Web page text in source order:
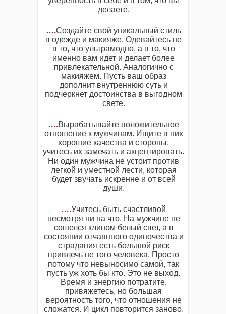
делаете.
….Создайте свой уникальный стиль
в одежде и макияже. Одевайтесь не
в то, что ультрамодно, а в то, что
именно вам идет и делает более
привлекательной. Аналогично с
макияжем. Пусть ваш образ
дополнит внутреннюю суть и
подчеркнет достоинства в выгодном
свете.
….Вырабатывайте положительное
отношение к мужчинам. Ищите в них
хорошие качества и стороны,
учитесь их замечать и акцентировать.
Ни один мужчина не устоит против
легкой и уместной лести, которая
будет звучать искренне и от всей
души.
….Учитесь быть счастливой
несмотря ни на что. На мужчине не
сошелся клином белый свет, а в
состоянии отчаянного одиночества и
страдания есть большой риск
привлечь не того человека. Просто
потому что невыносимо самой, так
пусть уж хоть бы кто. Это не выход.
Время и энергию потратите,
привяжетесь, но большая
вероятность того, что отношения не
сложатся. И цикл повторится заново.